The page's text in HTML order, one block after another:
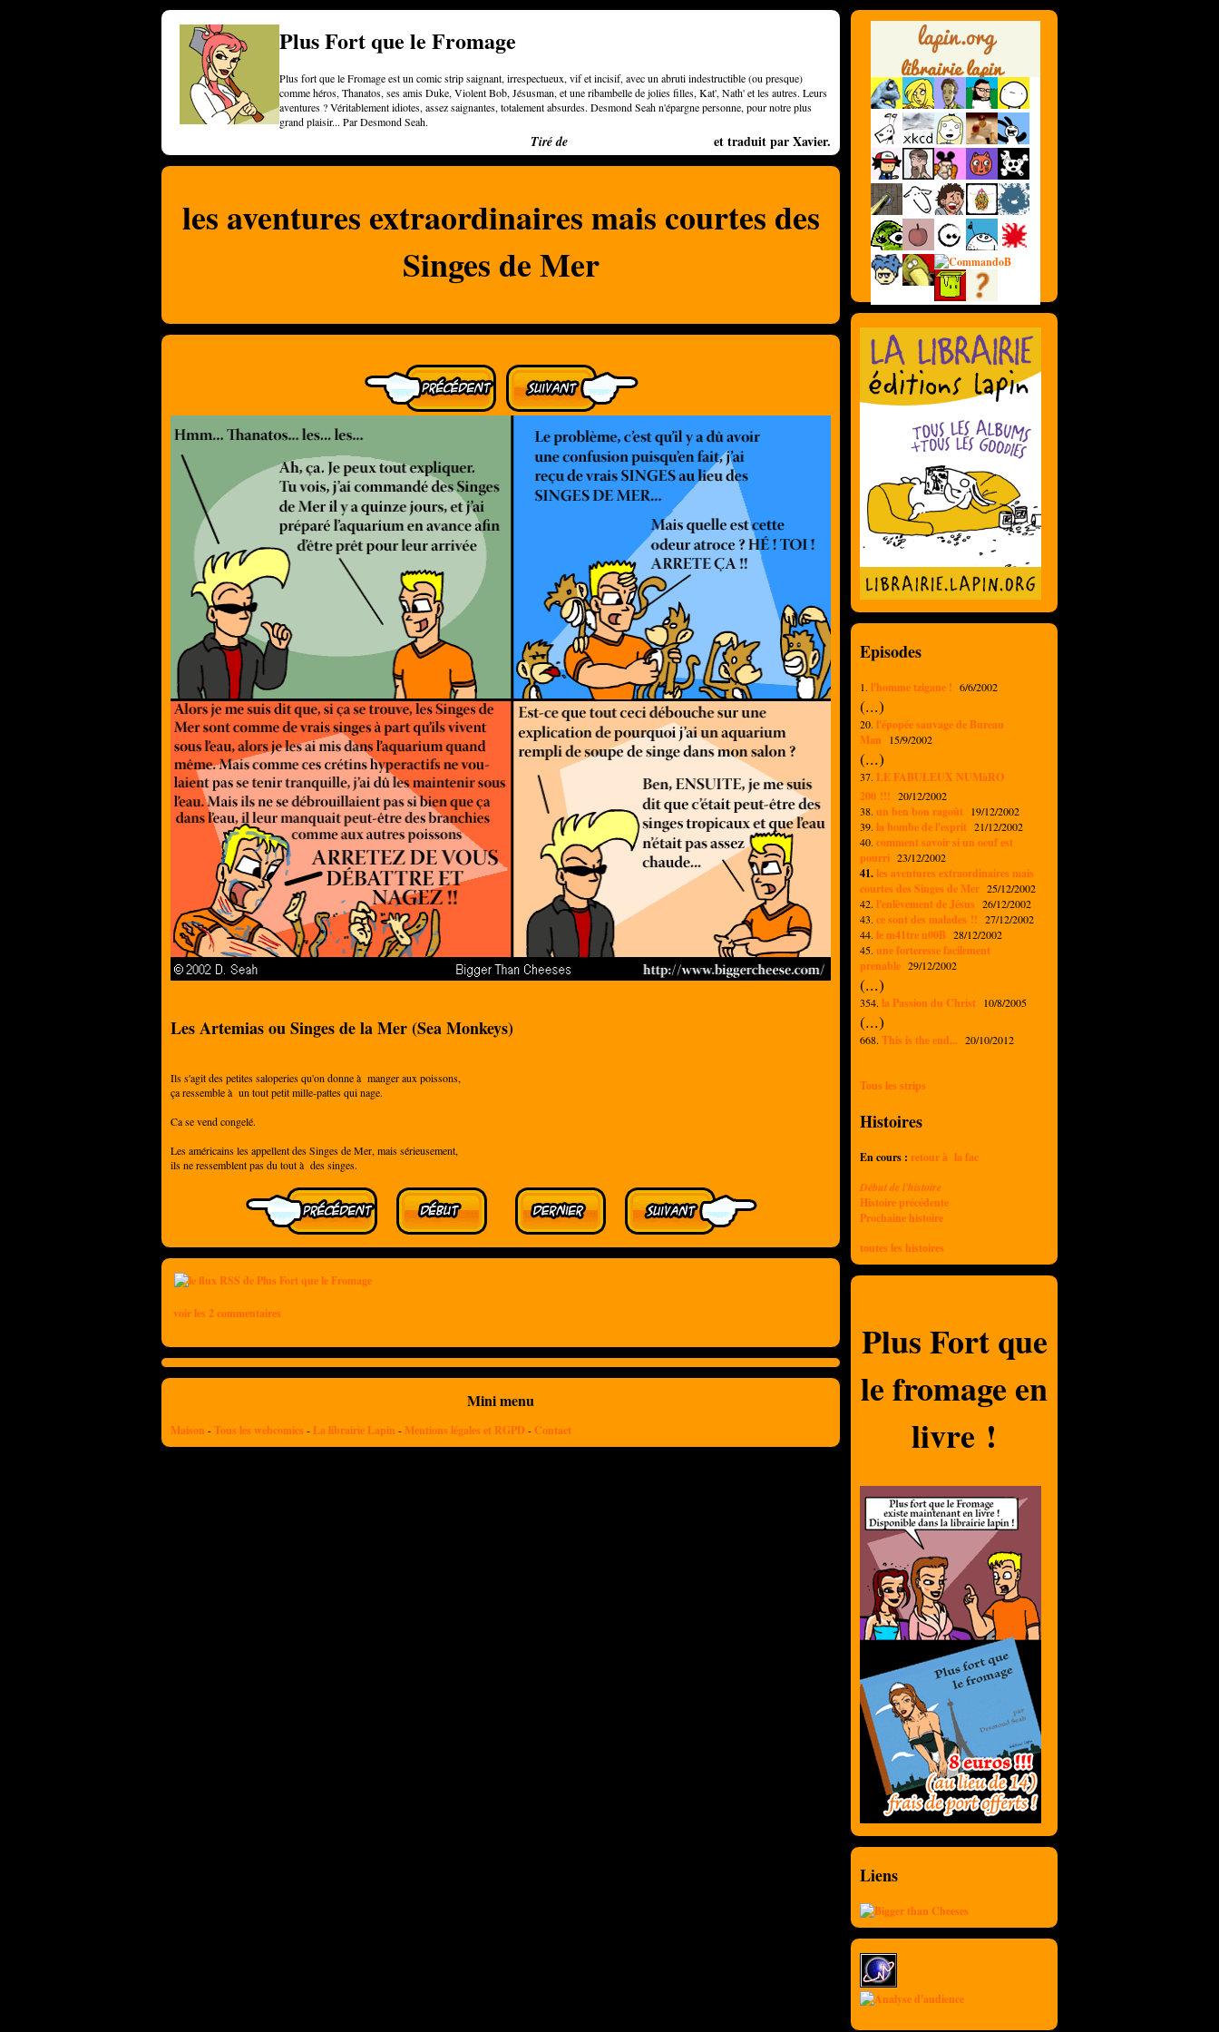
Plus Fort que le Fromage
Plus fort que le Fromage est un comic strip saignant, irrespectueux, vif et incisif, avec un abruti indestructible (ou presque)
comme héros, Thanatos, ses amis Duke, Violent Bob, Jésusman, et une ribambelle de jolies filles, Kat', Nath' et les autres. Leurs
aventures ? Véritablement idiotes, assez saignantes, totalement absurdes. Desmond Seah n'épargne personne, pour notre plus
grand plaisir... Par Desmond Seah.
Tiré de et traduit par Xavier.
les aventures extraordinaires mais courtes des
Singes de Mer
Les Artemias ou Singes de la Mer (Sea Monkeys)
Ils s'agit des petites saloperies qu'on donne à manger aux poissons,
ça ressemble à un tout petit mille-pattes qui nage.
Ca se vend congelé.
Les américains les appellent des Singes de Mer, mais sérieusement,
ils ne ressemblent pas du tout à des singes.
voir les 2 commentaires
Mini menu
Maison -Tous les webcomics - La librairie Lapin - Mentions légales et RGPD - Contact
Episodes
1. l'homme tzigane ! 6/6/2002
(...)
20. l'épopée sauvage de Bureau
Man 15/9/2002
(...)
37. LE FABULEUX NUMàRO
200 !!! 20/12/2002
38. un ben bon ragoût 19/12/2002
39. la bombe de l'esprit 21/12/2002
40. comment savoir si un oeuf est
pourri 23/12/2002
41.les aventures extraordinaires mais
courtes des Singes de Mer 25/12/2002
42. l'enlèvement de Jésus 26/12/2002
43. ce sont des malades !! 27/12/2002
44. le m41tre n00B 28/12/2002
45. une forteresse facilement
prenable 29/12/2002
(...)
354. la Passion du Christ 10/8/2005
(...)
668. This is the end... 20/10/2012
Tous les strips
Histoires
En cours : retour à la fac
Début de l'histoire
Histoire précédente
Prochaine histoire
toutes les histoires
Plus Fort que
le fromage en
livre !
Liens